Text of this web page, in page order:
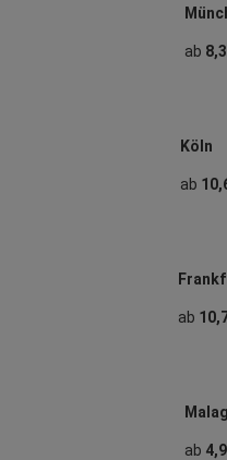
ab
Köln
ab
ab
ab